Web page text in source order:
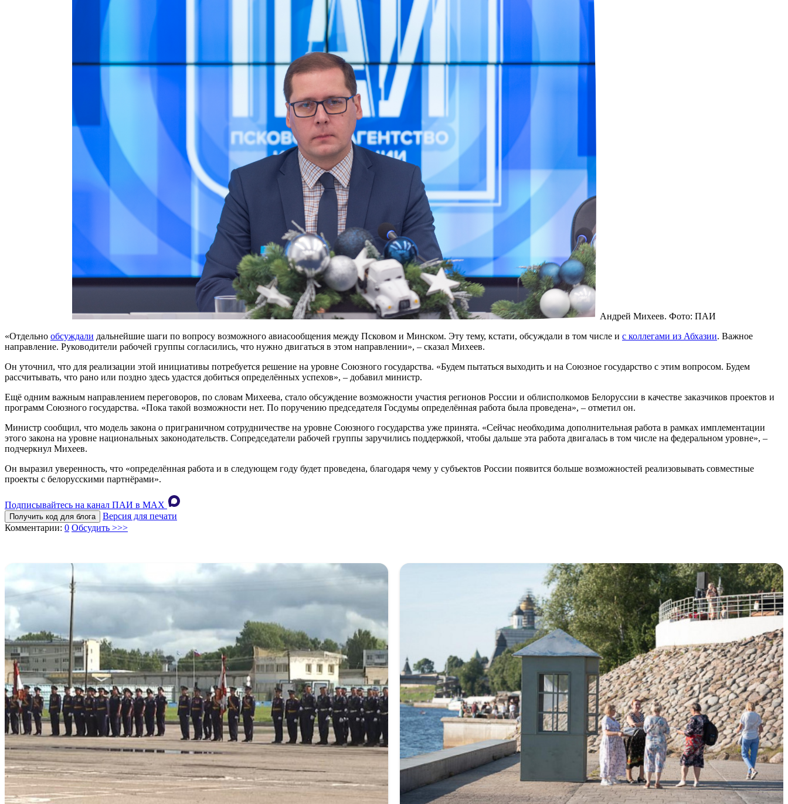
Андрей Михеев. Фото: ПАИ
«Отдельно обсуждали дальнейшие шаги по вопросу возможного авиасообщения между Псковом и Минском. Эту тему, кстати, обсуждали в том числе и с коллегами из Абхазии. Важное
направление. Руководители рабочей группы согласились, что нужно двигаться в этом направлении», – сказал Михеев.
Он уточнил, что для реализации этой инициативы потребуется решение на уровне Союзного государства. «Будем пытаться выходить и на Союзное государство с этим вопросом. Будем
рассчитывать, что рано или поздно здесь удастся добиться определённых успехов», – добавил министр.
Ещё одним важным направлением переговоров, по словам Михеева, стало обсуждение возможности участия регионов России и облисполкомов Белоруссии в качестве заказчиков проектов и
программ Союзного государства. «Пока такой возможности нет. По поручению председателя Госдумы определённая работа была проведена», – отметил он.
Министр сообщил, что модель закона о приграничном сотрудничестве на уровне Союзного государства уже принята. «Сейчас необходима дополнительная работа в рамках имплементации
этого закона на уровне национальных законодательств. Сопредседатели рабочей группы заручились поддержкой, чтобы дальше эта работа двигалась в том числе на федеральном уровне», –
подчеркнул Михеев.
Он выразил уверенность, что «определённая работа и в следующем году будет проведена, благодаря чему у субъектов России появится больше возможностей реализовывать совместные
проекты с белорусскими партнёрами».
Подписывайтесь на канал ПАИ в MAХ
Получить код для блога
Версия для печати
Комментарии: 0 Обсудить >>>